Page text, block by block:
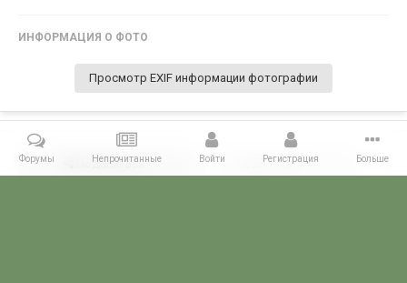
ИНФОРМАЦИЯ О ФОТО
Просмотр EXIF информации фотографии
Поделиться Подписчики 0
Форумы Непрочитанные Войти Регистрация Больше